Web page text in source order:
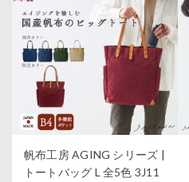
帆布工房 AGING シリーズ |
トートバッグ L 全5色 3J11